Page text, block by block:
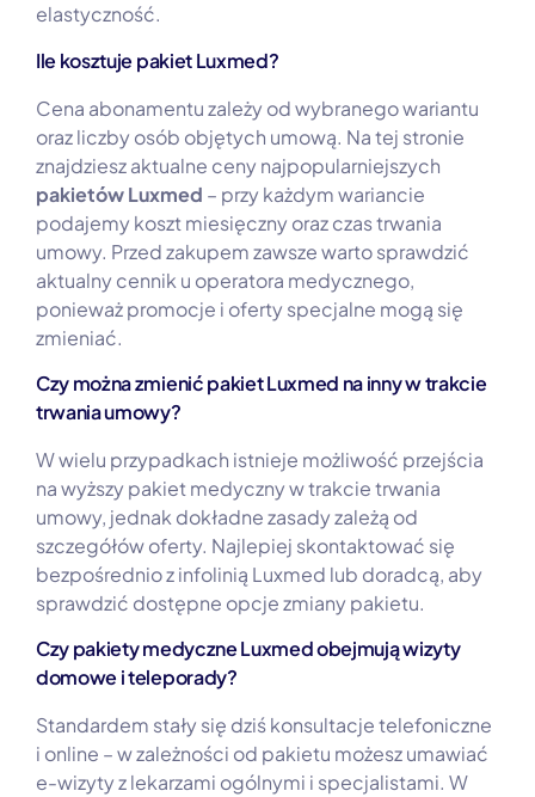
elastyczność.
Ile kosztuje pakiet Luxmed?
Cena abonamentu zależy od wybranego wariantu
oraz liczby osób objętych umową. Na tej stronie
znajdziesz aktualne ceny najpopularniejszych
pakietów Luxmed – przy każdym wariancie
podajemy koszt miesięczny oraz czas trwania
umowy. Przed zakupem zawsze warto sprawdzić
aktualny cennik u operatora medycznego,
ponieważ promocje i oferty specjalne mogą się
zmieniać.
Czy można zmienić pakiet Luxmed na inny w trakcie
trwania umowy?
W wielu przypadkach istnieje możliwość przejścia
na wyższy pakiet medyczny w trakcie trwania
umowy, jednak dokładne zasady zależą od
szczegółów oferty. Najlepiej skontaktować się
bezpośrednio z infolinią Luxmed lub doradcą, aby
sprawdzić dostępne opcje zmiany pakietu.
Czy pakiety medyczne Luxmed obejmują wizyty
domowe i teleporady?
Standardem stały się dziś konsultacje telefoniczne
i online – w zależności od pakietu możesz umawiać
e-wizyty z lekarzami ogólnymi i specjalistami. W